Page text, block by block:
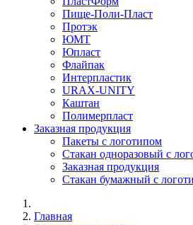
Пище-Поли-Пласт
Протэк
ЮМТ
Юпласт
Флайпак
Интерпластик
URAX-UNITY
Каштан
Полимерпласт
Заказная продукция
Пакеты с логотипом
Стакан одноразовый с
Заказная продукция
Стакан бумажный с
Главная